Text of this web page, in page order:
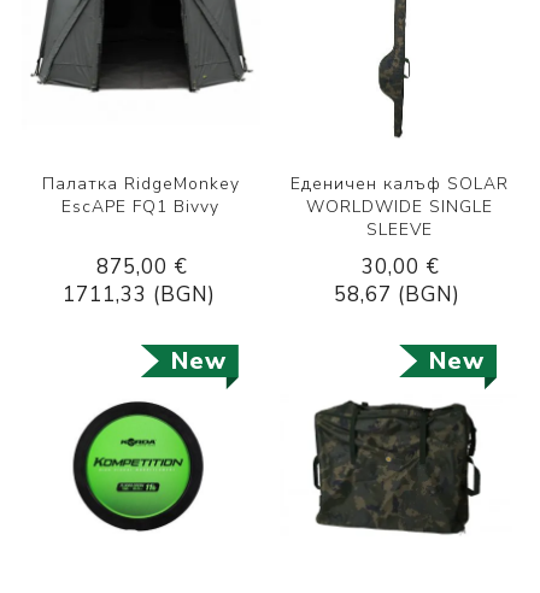
Палатка RidgeMonkey
EscAPE FQ1 Bivvy
875,00 €
1711,33 (BGN)
Еденичен калъф SOLAR
WORLDWIDE SINGLE
SLEEVE
30,00 €
58,67 (BGN)
New New